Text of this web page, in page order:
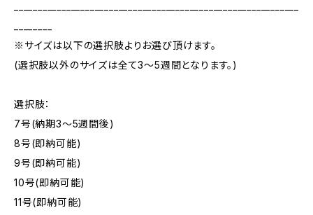
※サイズは以下の選択肢よりお選び頂けます。
(選択肢以外のサイズは全て3～5週間となります。)
選択肢：
7号(納期3～5週間後)
8号(即納可能)
9号(即納可能)
10号(即納可能)
11号(即納可能)